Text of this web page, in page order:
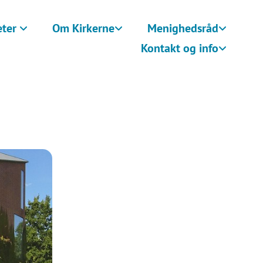
Om Kirkerne
Menighedsråd
Kontakt og info